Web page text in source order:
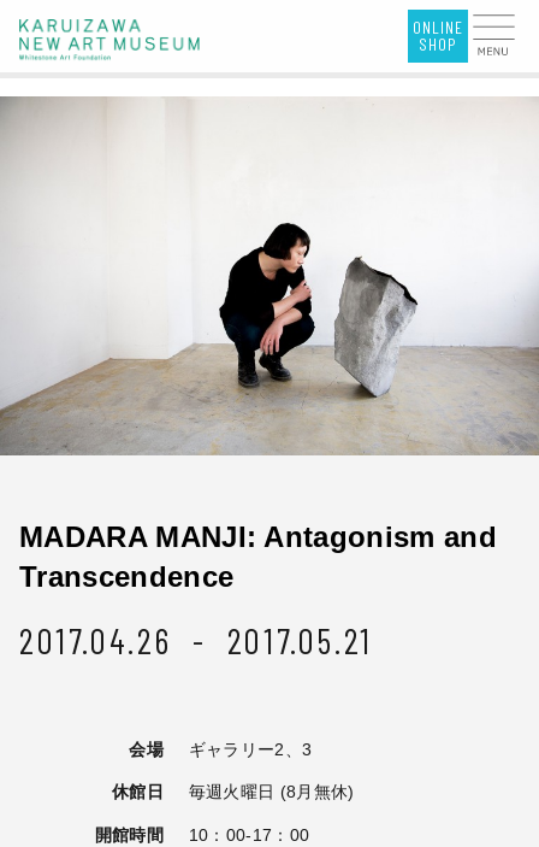
MADARA MANJI: Antagonism and
Transcendence
2017.04.26 - 2017.05.21
会場 ギャラリー2、3
休館日 毎週火曜日 (8月無休)
開館時間 10：00-17：00